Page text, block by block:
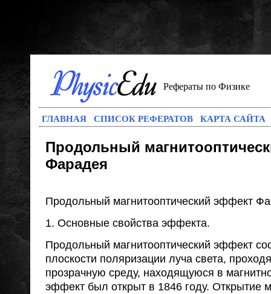
Рефераты по Физике
ГЛАВНАЯ СПИСОК РЕФЕРАТОВ КАРТА САЙТА
Продольный
Фарадея
Продольный магнитооптический эффект
1. Основные свойства эффекта.
Продольный магнитооптический эффект
плоскости поляризации луча света,
прозрачную среду, находящуюся в
эффект был открыт в 1846 году. Открытие